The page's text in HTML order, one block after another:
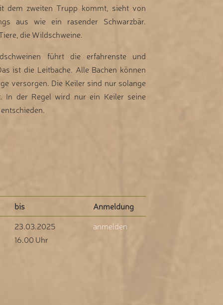
dem zweiten Trupp kommt, sieht von
aus wie ein rasender Schwarzbär.
die Wildschweine.
führt die erfahrenste und
ist die Leitbache. Alle Bachen können
versorgen. Die Keiler sind nur solange
In der Regel wird nur ein Keiler seine
bis
Anmeldung
23.03.2025
16.00 Uhr
anmelden